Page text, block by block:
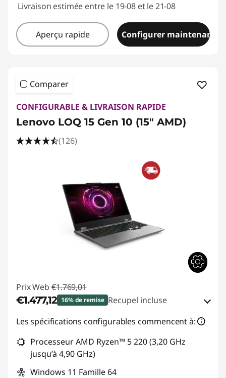
Livraison estimée entre le 19-08 et le 21-08
Aperçu rapide Configurer maintenant
Comparer
CONFIGURABLE & LIVRAISON RAPIDE
Lenovo LOQ 15 Gen 10 (15" AMD)
(126)
Prix Web €1.769,01
€1.477,12 16% de remise Recupel incluse
Bons de réduction en ligne :-€291,89
Code de réduction :GAMING-DEAL
Les spécifications configurables commencent à:
Processeur AMD Ryzen™ 5 220 (3,20 GHz
jusqu’à 4,90 GHz)
Windows 11 Famille 64